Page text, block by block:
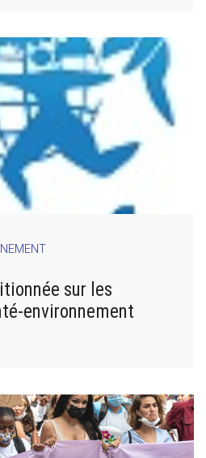
sur les
environnement